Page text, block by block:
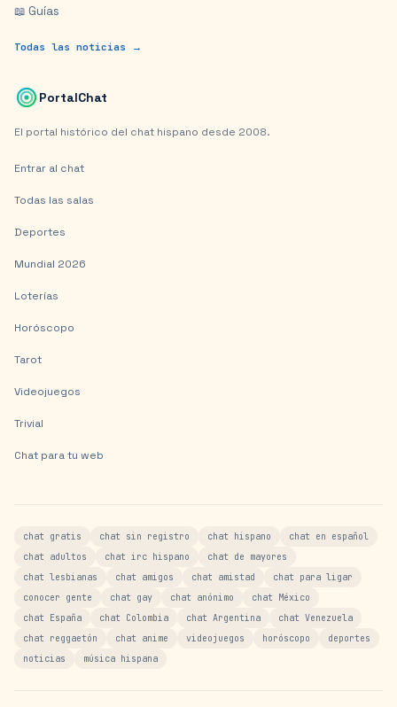
📖 Guías
Todas las noticias →
PortalChat
El portal histórico del chat hispano desde 2008.
Entrar al chat
Todas las salas
Deportes
Mundial 2026
Loterías
Horóscopo
Tarot
Videojuegos
Trivial
Chat para tu web
chat gratis chat sin registro chat hispano
chat en español
chat adultos
chat irc hispano
chat de mayores
chat lesbianas
chat amigos chat amistad
chat para ligar
conocer gente
chat gay chat anónimo
chat México
chat España
chat Colombia chat Argentina
chat Venezuela
chat reggaetón
chat anime videojuegos horóscopo
deportes
noticias
música hispana